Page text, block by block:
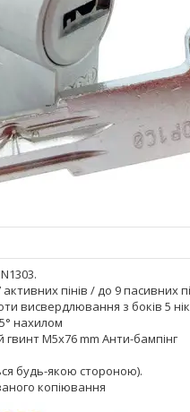
пінів / до 9 пасивних
висвердлювання з боків 5
нахилом
M5x76 mm Анти-бампінг
будь-якою стороною).
копіювання